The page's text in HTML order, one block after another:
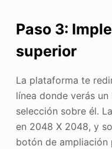
Paso 3:
superior
La plataforma te
línea donde verás
selección sobre él.
en 2048 X 2048, y
botón de ampliación